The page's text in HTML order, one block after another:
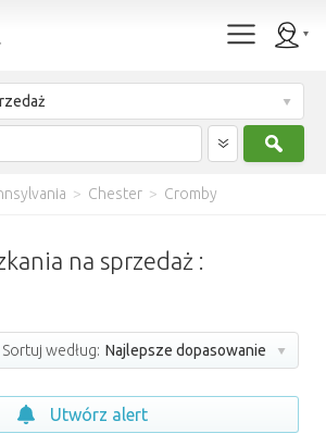
> Chester > Cromby
na sprzedaż :
Sortuj według: Najlepsze dopasowanie
Utwórz alert